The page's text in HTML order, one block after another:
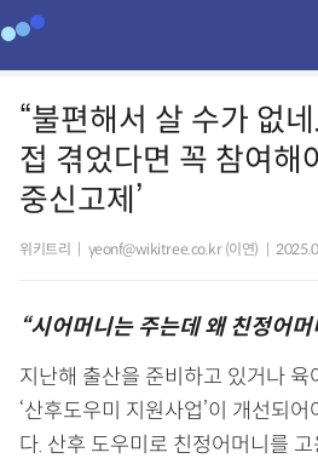
“불편해서 살 수가 없
접 겪었다면 꼭 참여해
중신고제’
위키트리 yeonf@wikitree.co.kr (이연)
“시어머니는 주는데 왜 친정어
지난해 출산을 준비하고 있거나 육
‘산후도우미 지원사업’이 개선되
다. 산후 도우미로 친정어머니를